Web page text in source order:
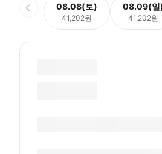
08.08(토)
41,202원
08.09(일
41,202원